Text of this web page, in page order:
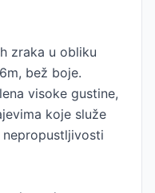
zraka u obliku
bež boje.
visoke gustine,
koje služe
nepropustljivosti